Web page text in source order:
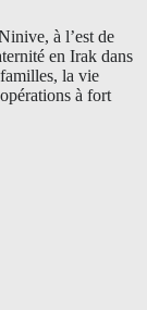
à l’est de
en Irak dans
la vie
à fort